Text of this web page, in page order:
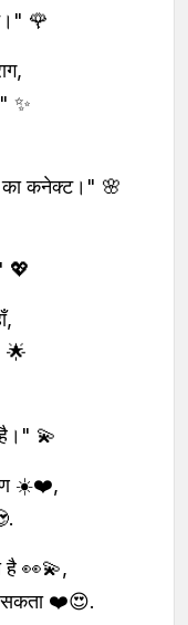
🌹
✨
का कनेक्ट।" 🌸
💖
🌟
है।" 💫
☀️❤️,
है 👀💫,
सकता ❤️😍.